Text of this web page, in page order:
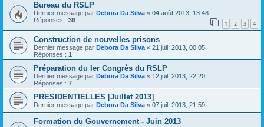
Bureau du RSLP
Dernier message par Debora Da Silva « 04 août 2013, 13:48
Réponses : 36 1 2 3 4
Construction de nouvelles prisons
Dernier message par Debora Da Silva « 21 juil. 2013, 00:05
Réponses : 1
Préparation du Ier Congrès du RSLP
Dernier message par Debora Da Silva « 12 juil. 2013, 22:20
Réponses : 7
PRESIDENTIELLES [Juillet 2013]
Dernier message par Debora Da Silva « 07 juil. 2013, 21:59
Formation du Gouvernement - Juin 2013